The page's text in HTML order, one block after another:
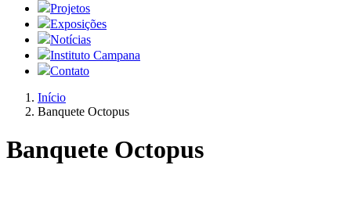
Projetos
Exposições
Notícias
Instituto Campana
Contato
Início
Banquete Octopus
Banquete Octopus